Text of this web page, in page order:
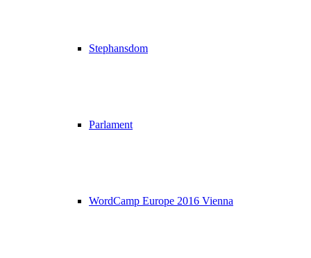
Stephansdom
Parlament
WordCamp Europe 2016 Vienna